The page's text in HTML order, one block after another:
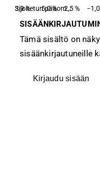
Sijoitetun pääoman tuotto-%
3,9 % 5,0 % 2,5 %
Tämä sisältö on
sisäänkirjautuneille
Kirjaudu sisään